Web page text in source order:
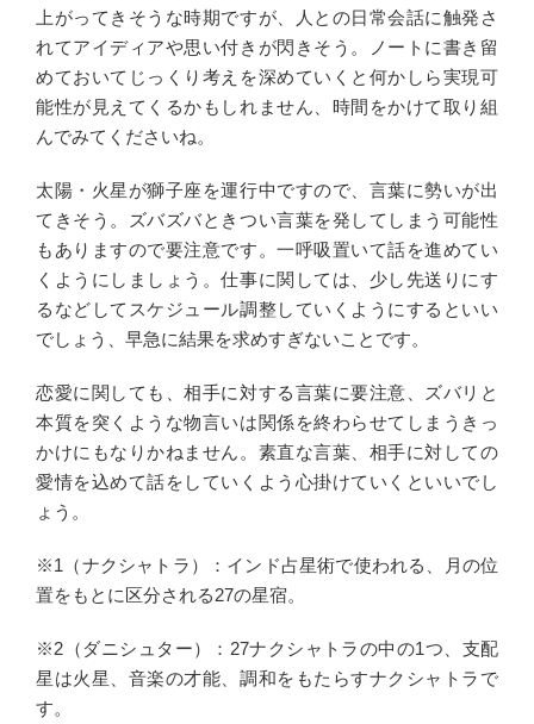
上がってきそうな時期ですが、人との日常会話に触発さ
れてアイディアや思い付きが閃きそう。ノートに書き留
めておいてじっくり考えを深めていくと何かしら実現可
能性が見えてくるかもしれません、時間をかけて取り組
んでみてくださいね。
太陽・火星が獅子座を運行中ですので、言葉に勢いが出
てきそう。ズバズバときつい言葉を発してしまう可能性
もありますので要注意です。一呼吸置いて話を進めてい
くようにしましょう。仕事に関しては、少し先送りにす
るなどしてスケジュール調整していくようにするといい
でしょう、早急に結果を求めすぎないことです。
恋愛に関しても、相手に対する言葉に要注意、ズバリと
本質を突くような物言いは関係を終わらせてしまうきっ
かけにもなりかねません。素直な言葉、相手に対しての
愛情を込めて話をしていくよう心掛けていくといいでし
ょう。
※1（ナクシャトラ）：インド占星術で使われる、月の位
置をもとに区分される27の星宿。
※2（ダニシュター）：27ナクシャトラの中の1つ、支配
星は火星、音楽の才能、調和をもたらすナクシャトラで
す。